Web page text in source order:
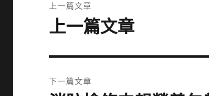
章
上一篇文章
上
篇
文
章:
上一篇文章
下一篇文章